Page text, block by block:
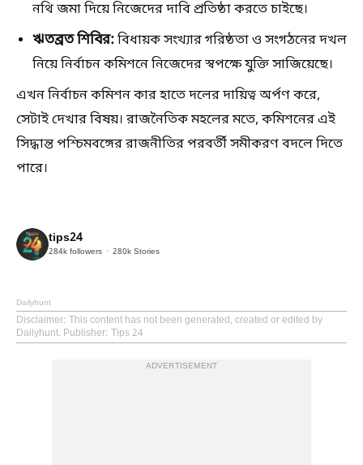
নথি জমা দিয়ে নিজেদের দাবি প্রতিষ্ঠা করতে চাইছে।
ঋতব্রত শিবির:বিধায়ক সংখ্যার গরিষ্ঠতা ও সংগঠনের দখল
নিয়ে নির্বাচন কমিশনে নিজেদের স্বপক্ষে যুক্তি সাজিয়েছে।
এখন নির্বাচন কমিশন কার হাতে দলের দায়িত্ব অর্পণ করে,
সেটাই দেখার বিষয়। রাজনৈতিক মহলের মতে, কমিশনের এই
সিদ্ধান্ত পশ্চিমবঙ্গের রাজনীতির পরবর্তী সমীকরণ বদলে দিতে
পারে।
tips24
284k followers 280k Stories
Dailyhunt
Disclaimer: This content has not been generated, created or edited by
Dailyhunt. Publisher: Tips 24
ADVERTISEMENT